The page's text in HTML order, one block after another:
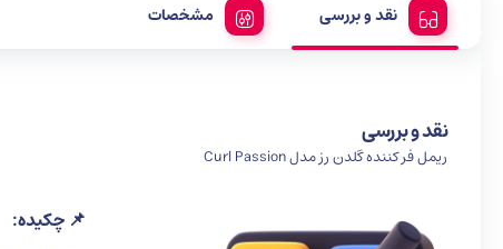
نقد و بررسی مشخصات
نقد و بررسی
ریمل فر کننده گلدن رز مدل Curl Passion
📌 چکیده: